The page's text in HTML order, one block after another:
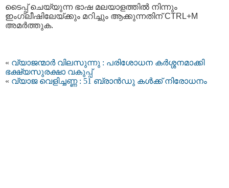
ടൈപ്പ്‌ ചെയ്യുന്ന ഭാഷ മലയാളത്തില്‍ നിന്നും
ഇംഗ്ലീഷിലേയ്ക്കും മറിച്ചും ആക്കുന്നതിന് CTRL+M
അമര്‍ത്തുക.
« വ്യാജന്മാർ വിലസുന്നു : പരിശോധന കര്‍ശ്ശനമാക്കി
ഭക്ഷ്യസുരക്ഷാ വകുപ്പ്​
« വ്യാജ വെളിച്ചണ്ണ : 51 ബ്രാൻഡു കൾക്ക് നിരോധനം